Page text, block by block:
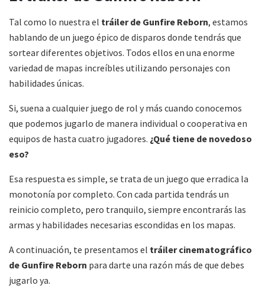
Tal como lo nuestra el tráiler de Gunfire Reborn, estamos
hablando de un juego épico de disparos donde tendrás que
sortear diferentes objetivos. Todos ellos en una enorme
variedad de mapas increíbles utilizando personajes con
habilidades únicas.
Si, suena a cualquier juego de rol y más cuando conocemos
que podemos jugarlo de manera individual o cooperativa en
equipos de hasta cuatro jugadores. ¿Qué tiene de novedoso
eso?
Esa respuesta es simple, se trata de un juego que erradica la
monotonía por completo. Con cada partida tendrás un
reinicio completo, pero tranquilo, siempre encontrarás las
armas y habilidades necesarias escondidas en los mapas.
A continuación, te presentamos el tráiler cinematográfico
de Gunfire Reborn para darte una razón más de que debes
jugarlo ya.